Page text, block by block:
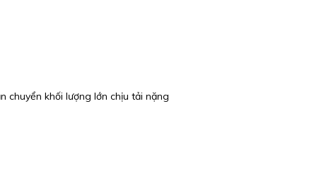
chuyển khối lượng lớn chịu tải nặng